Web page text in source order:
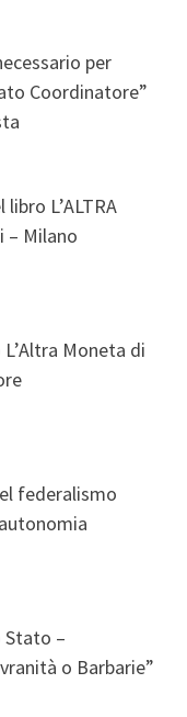
per
Coordinatore”
L’ALTRA
– Milano
Moneta di
federalismo
Stato –
o Barbarie”